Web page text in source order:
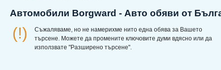
Автомобили Borgward - Авто обяви от
(!)
Съжаляваме, но не намерихме нито една обява за Вашето
търсене. Можете да промените ключовите думи вдясно или да
използвате "Разширено търсене".